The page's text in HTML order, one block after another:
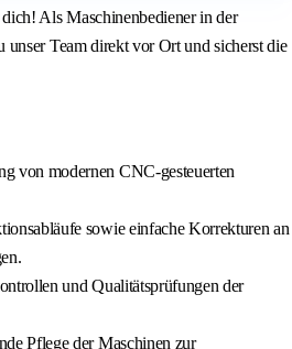
Als Maschinenbediener in der
unser Team direkt vor Ort und sicherst die
von modernen CNC-gesteuerten
sowie einfache Korrekturen an
und Qualitätsprüfungen der
Pflege der Maschinen zur